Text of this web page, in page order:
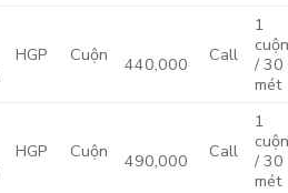
HGP Cuộn 440,000 Call
1
/ 30
mét
HGP Cuộn 490,000 Call
1
/ 30
mét